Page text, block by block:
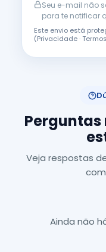
Seu e-mail não
para te notificar
Este envio está
(Privacidade·Termos
Veja respostas
Ainda não